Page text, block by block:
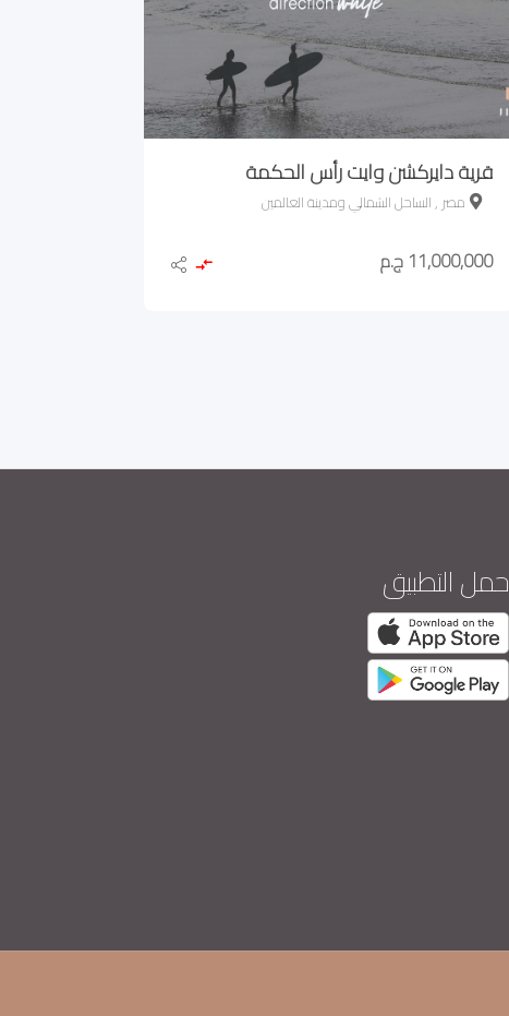
قرية دايركشن وايت رأس الحكمة
مصر , الساحل الشمالي ومدينة العالمين
11,000,000 ج.م
حمل التطبيق